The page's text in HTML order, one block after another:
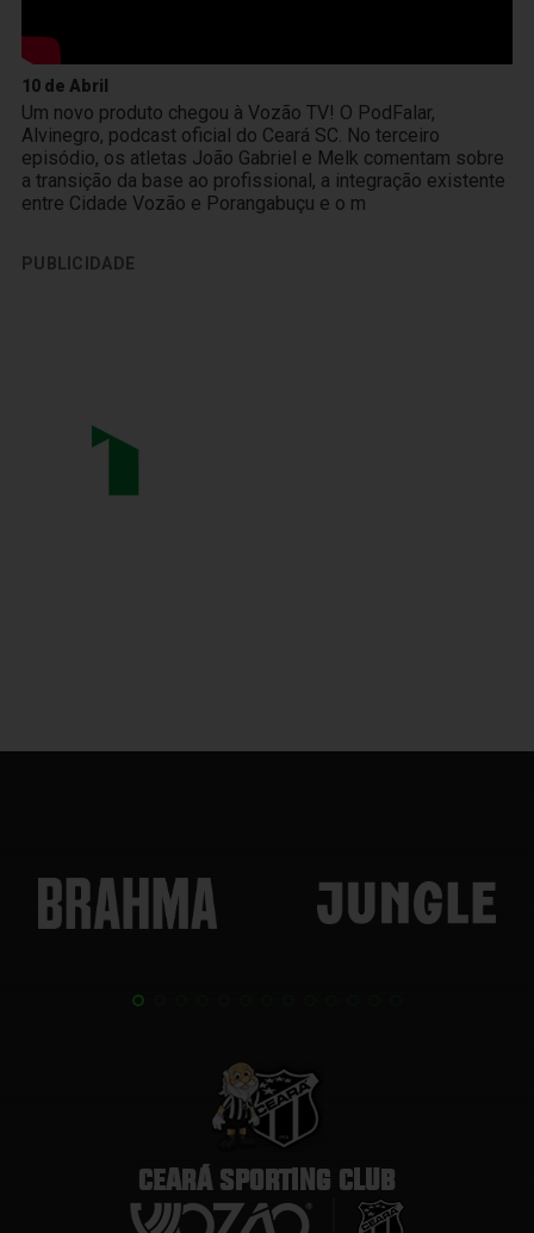
10 de Abril
Um novo produto chegou à Vozão TV! O PodFalar,
Alvinegro, podcast oficial do Ceará SC. No terceiro
episódio, os atletas João Gabriel e Melk comentam sobre
a transição da base ao profissional, a integração existente
entre Cidade Vozão e Porangabuçu e o m
PUBLICIDADE
CEARÁ SPORTING CLUB